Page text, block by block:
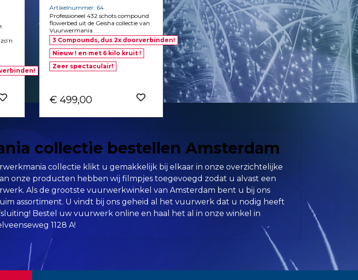
Artikelnummer: 64
Professioneel 432 schots compound
flowerbed uit de Geisha collectie van
Vuurwermania.
3 Compounds, dus 2x doorverbinden!
Nieuw ! en met 6 kilo kruit !
Zeer spectaculair!
€ 499,00
collectie bestellen Amsterdam
collectie klikt u gemakkelijk bij elkaar in onze overzichtelijke
onze producten hebben wij filmpjes toegevoegd zodat u alvast een
Als de grootste vuurwerkwinkel van Amsterdam bent u bij ons
assortiment. U vindt bij ons geheid al het vuurwerk dat u nodig heeft
Bestel uw vuurwerk online en haal het al in onze winkel in
1128 A!